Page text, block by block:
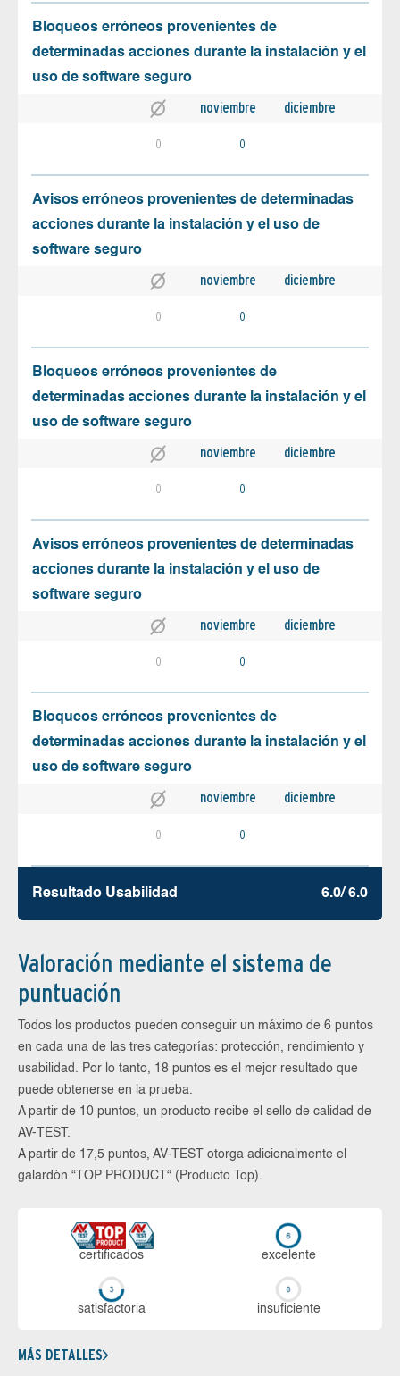
Bloqueos erróneos provenientes de
determinadas acciones durante la instalación y el
uso de software seguro
noviembre diciembre
0 0
Avisos erróneos provenientes de determinadas
acciones durante la instalación y el uso de
software seguro
noviembre diciembre
0 0
Bloqueos erróneos provenientes de
determinadas acciones durante la instalación y el
uso de software seguro
noviembre diciembre
0 0
Avisos erróneos provenientes de determinadas
acciones durante la instalación y el uso de
software seguro
noviembre diciembre
0 0
Bloqueos erróneos provenientes de
determinadas acciones durante la instalación y el
uso de software seguro
noviembre diciembre
0 0
Resultado Usabilidad 6.0/ 6.0
Valoración mediante el sistema de
puntuación
Todos los productos pueden conseguir un máximo de 6 puntos
en cada una de las tres categorías: protección, rendimiento y
usabilidad. Por lo tanto, 18 puntos es el mejor resultado que
puede obtenerse en la prueba.
A partir de 10 puntos, un producto recibe el sello de calidad de
AV-TEST.
A partir de 17,5 puntos, AV-TEST otorga adicionalmente el
galardón “TOP PRODUCT“ (Producto Top).
certi­ficados ex­ce­len­te
sa­tis­fac­to­ria in­su­fi­cien­te
MÁS DETALLES